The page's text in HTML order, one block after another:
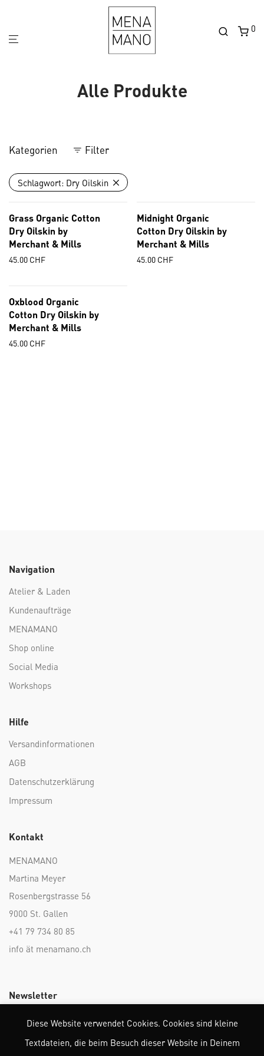
0
Alle Produkte
Kategorien Filter
Schlagwort: Dry Oilskin
Grass Organic Cotton
Dry Oilskin by
Merchant & Mills
45.00CHF
Midnight Organic
Cotton Dry Oilskin by
Merchant & Mills
45.00CHF
Oxblood Organic
Cotton Dry Oilskin by
Merchant & Mills
45.00CHF
Navigation
Atelier & Laden
Kundenaufträge
MENAMANO
Shop online
Social Media
Workshops
Hilfe
Versandinformationen
AGB
Datenschutzerklärung
Impressum
Kontakt
MENAMANO
Martina Meyer
Rosenbergstrasse 56
9000 St. Gallen
+41 79 734 80 85
info ät menamano.ch
Newsletter
Diese Website verwendet Cookies. Cookies sind kleine
Textdateien, die beim Besuch dieser Website in Deinem